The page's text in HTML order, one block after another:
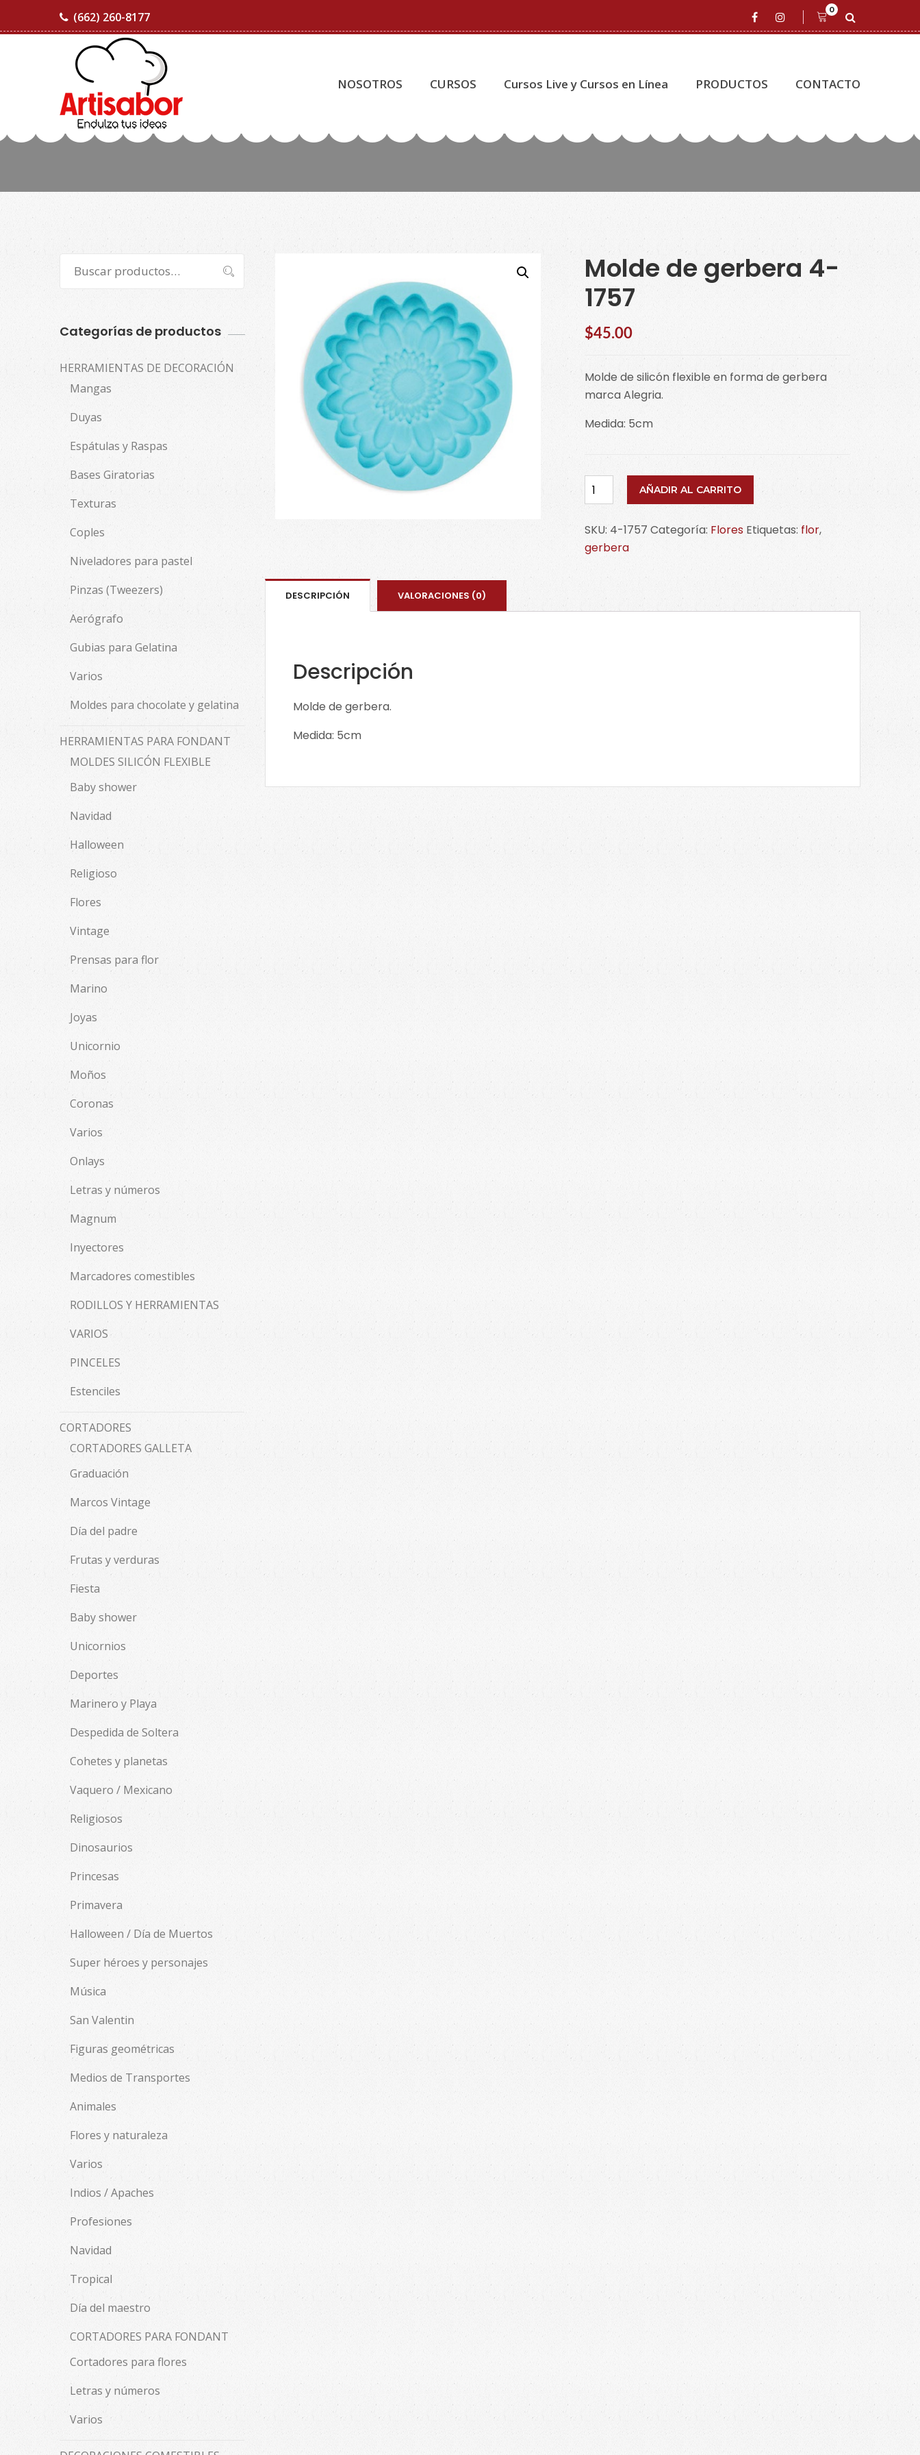
(662) 260-8177 0
NOSOTROS CURSOS Cursos Live y Cursos en Línea PRODUCTOS CONTACTO
Molde de gerbera 4-
1757
$45.00
Molde de silicón flexible en forma de gerbera
marca Alegria.
Medida: 5cm
Molde
de
4-
1757
AÑADIR AL CARRITO
SKU: 4-1757 Categoría: Flores Etiquetas: flor,
gerbera
DESCRIPCIÓN VALORACIONES (0)
Descripción
Molde de gerbera.
Medida: 5cm
por:
Buscar
Categorías de productos
HERRAMIENTAS DE DECORACIÓN
Mangas
Duyas
Espátulas y Raspas
Bases Giratorias
Texturas
Coples
Niveladores para pastel
Pinzas (Tweezers)
Aerógrafo
Gubias para Gelatina
Varios
Moldes para chocolate y gelatina
HERRAMIENTAS PARA FONDANT
MOLDES SILICÓN FLEXIBLE
Baby shower
Navidad
Halloween
Religioso
Flores
Vintage
Prensas para flor
Marino
Joyas
Unicornio
Moños
Coronas
Varios
Onlays
Letras y números
Magnum
Inyectores
Marcadores comestibles
RODILLOS Y HERRAMIENTAS
VARIOS
PINCELES
Estenciles
CORTADORES
CORTADORES GALLETA
Graduación
Marcos Vintage
Día del padre
Frutas y verduras
Fiesta
Baby shower
Unicornios
Deportes
Marinero y Playa
Despedida de Soltera
Cohetes y planetas
Vaquero / Mexicano
Religiosos
Dinosaurios
Princesas
Primavera
Halloween / Día de Muertos
Super héroes y personajes
Música
San Valentin
Figuras geométricas
Medios de Transportes
Animales
Flores y naturaleza
Varios
Indios / Apaches
Profesiones
Navidad
Tropical
Día del maestro
CORTADORES PARA FONDANT
Cortadores para flores
Letras y números
Varios